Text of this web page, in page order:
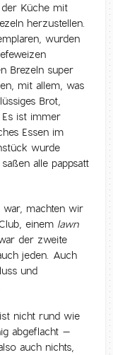
Küche mit
herzustellen.
wurden
Brezeln super
mit allem, was
Brot,
Es ist immer
Essen im
wurde
alle pappsatt
war, machten wir
einem lawn
der zweite
jeden. Auch
und
nicht rund wie
abgeflacht –
auch nichts,